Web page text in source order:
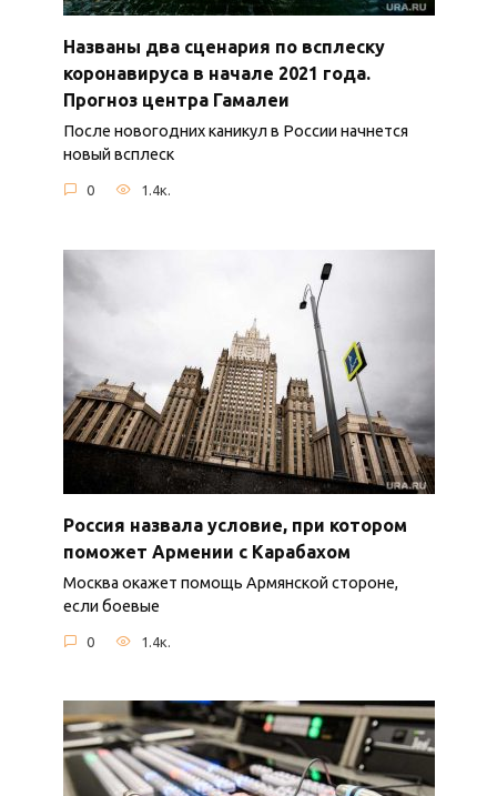
Названы два сценария по всплеску
коронавируса в начале 2021 года.
Прогноз центра Гамалеи
После новогодних каникул в России начнется
новый всплеск
0 1.4к.
Россия назвала условие, при котором
поможет Армении с Карабахом
Москва окажет помощь Армянской стороне,
если боевые
0 1.4к.